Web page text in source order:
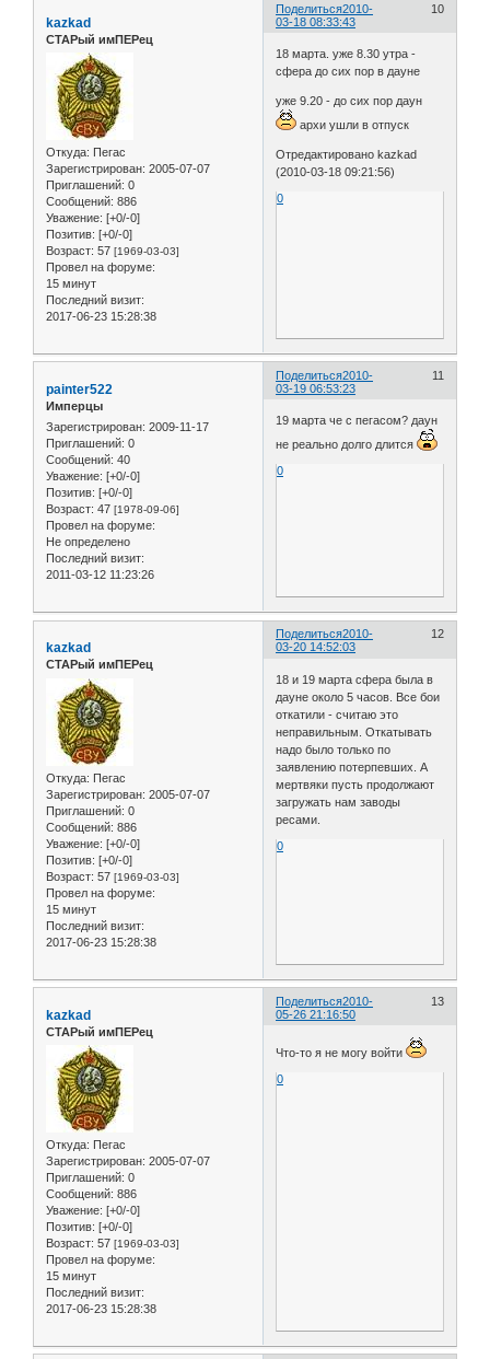
Поделиться 10
2010-
03-18 08:33:43
kazkad
СТАРый имПЕРец
Откуда: Пегас
Зарегистрирован: 2005-07-07
Приглашений: 0
Сообщений: 886
Уважение: [+0/-0]
Позитив: [+0/-0]
Возраст: 57 [1969-03-03]
Провел на форуме:
15 минут
Последний визит:
2017-06-23 15:28:38
18 марта. уже 8.30 утра -
сфера до сих пор в дауне
уже 9.20 - до сих пор даун
архи ушли в отпуск
Отредактировано kazkad
(2010-03-18 09:21:56)
0
Поделиться 11
2010-
03-19 06:53:23
painter522
Имперцы
Зарегистрирован: 2009-11-17
Приглашений: 0
Сообщений: 40
Уважение: [+0/-0]
Позитив: [+0/-0]
Возраст: 47 [1978-09-06]
Провел на форуме:
Не определено
Последний визит:
2011-03-12 11:23:26
19 марта че с пегасом? даун
не реально долго длится
0
Поделиться 12
2010-
03-20 14:52:03
kazkad
СТАРый имПЕРец
Откуда: Пегас
Зарегистрирован: 2005-07-07
Приглашений: 0
Сообщений: 886
Уважение: [+0/-0]
Позитив: [+0/-0]
Возраст: 57 [1969-03-03]
Провел на форуме:
15 минут
Последний визит:
2017-06-23 15:28:38
18 и 19 марта сфера была в
дауне около 5 часов. Все бои
откатили - считаю это
неправильным. Откатывать
надо было только по
заявлению потерпевших. А
мертвяки пусть продолжают
загружать нам заводы
ресами.
0
Поделиться 13
2010-
05-26 21:16:50
kazkad
СТАРый имПЕРец
Откуда: Пегас
Зарегистрирован: 2005-07-07
Приглашений: 0
Сообщений: 886
Уважение: [+0/-0]
Позитив: [+0/-0]
Возраст: 57 [1969-03-03]
Провел на форуме:
15 минут
Последний визит:
2017-06-23 15:28:38
Что-то я не могу войти
0